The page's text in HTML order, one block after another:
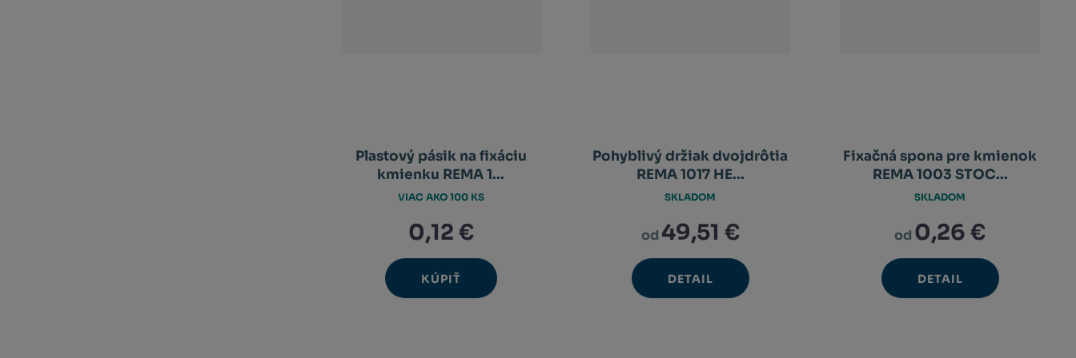
Plastový pásik na fixáciu
kmienku REMA 1...
0,12 €
Změnit
Navýšit
množství
Snížit
Ks
KÚPIŤ
VIAC AKO 100 KS
Pohyblivý držiak dvojdrôtia
REMA 1017 HE...
od 49,51 €
DETAIL
SKLADOM
Fixačná spona pre kmienok
REMA 1003 STOC...
od 0,26 €
DETAIL
SKLADOM